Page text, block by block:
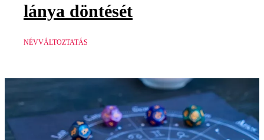
lánya döntését
NÉVVÁLTOZTATÁS